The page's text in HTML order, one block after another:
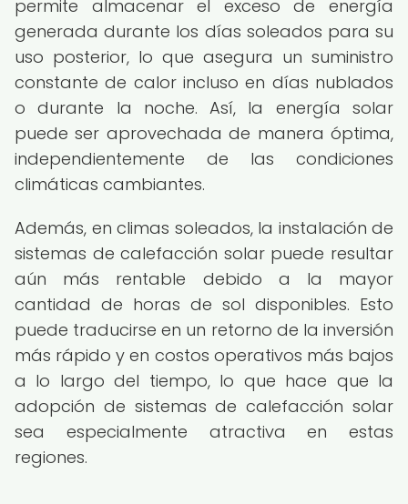
permite almacenar el exceso de energía
generada durante los días soleados para su
uso posterior, lo que asegura un suministro
constante de calor incluso en días nublados
o durante la noche. Así, la energía solar
puede ser aprovechada de manera óptima,
independientemente de las condiciones
climáticas cambiantes.
Además, en climas soleados, la instalación de
sistemas de calefacción solar puede resultar
aún más rentable debido a la mayor
cantidad de horas de sol disponibles. Esto
puede traducirse en un retorno de la inversión
más rápido y en costos operativos más bajos
a lo largo del tiempo, lo que hace que la
adopción de sistemas de calefacción solar
sea especialmente atractiva en estas
regiones.